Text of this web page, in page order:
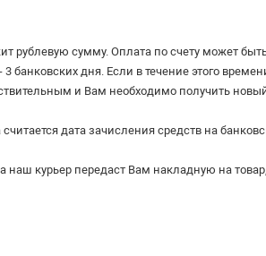
рублевую сумму. Оплата по счету может
3 банковских дня. Если в течение этого
и Вам необходимо получить
считается дата зачисления средств на
наш курьер передаст Вам накладную на